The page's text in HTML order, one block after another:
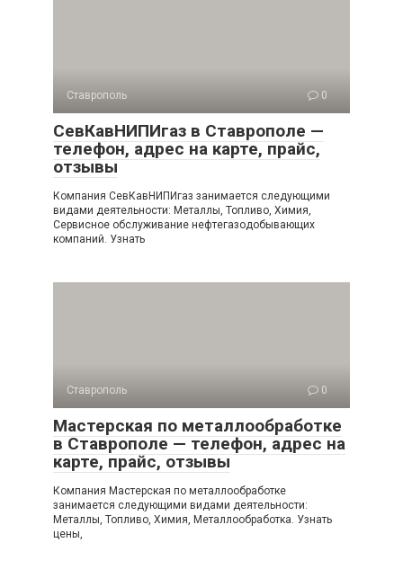
Ставрополь 0
СевКавНИПИгаз в Ставрополе —
телефон, адрес на карте, прайс,
отзывы
Компания СевКавНИПИгаз занимается следующими
видами деятельности: Металлы, Топливо, Химия,
Сервисное обслуживание нефтегазодобывающих
компаний. Узнать
Ставрополь 0
Мастерская по металлообработке
в Ставрополе — телефон, адрес на
карте, прайс, отзывы
Компания Мастерская по металлообработке
занимается следующими видами деятельности:
Металлы, Топливо, Химия, Металлообработка. Узнать
цены,